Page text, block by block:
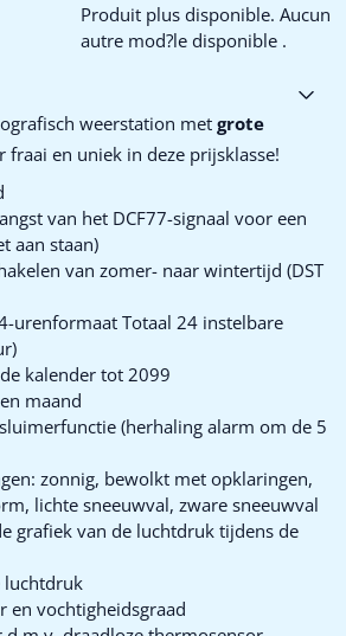
Produit plus disponible. Aucun
autre mod?le disponible .
weerstation met grote
fraai en uniek in deze prijsklasse!
van het DCF77-signaal voor een
aan staan)
van zomer- naar wintertijd (DST
urenformaat Totaal 24 instelbare
kalender tot 2099
maand
(herhaling alarm om de 5
zonnig, bewolkt met opklaringen,
lichte sneeuwval, zware sneeuwval
grafiek van de luchtdruk tijdens de
luchtdruk
en vochtigheidsgraad